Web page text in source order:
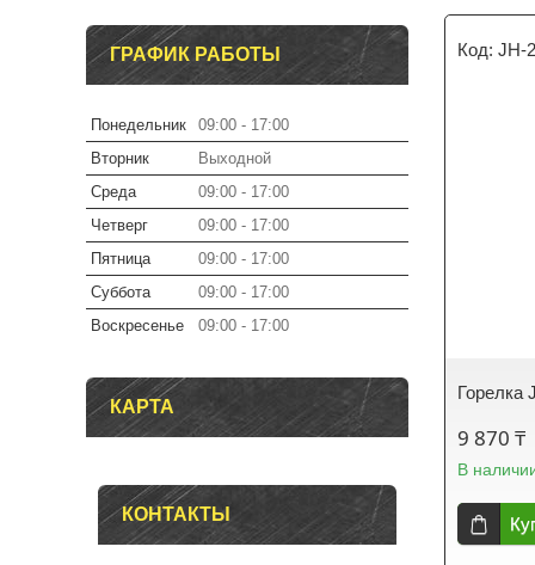
JH-
Горелка
9 870 ₸
В
ГРАФИК РАБОТЫ
Понедельник 09:00
17:00
Вторник
Выходной
Среда
09:00
17:00
Четверг
09:00
17:00
Пятница
09:00
17:00
Суббота
09:00
17:00
Воскресенье
09:00 17:00
КАРТА
КОНТАКТЫ